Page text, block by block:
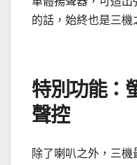
的話，始終也是三機
特別功能：
聲控
除了喇叭之外，三